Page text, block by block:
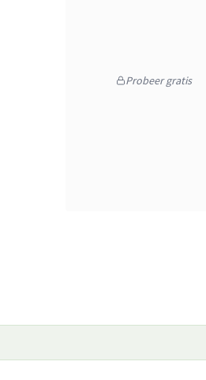
Probeer gratis